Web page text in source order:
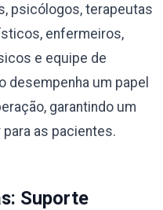
psicólogos, terapeutas
enfermeiros,
e equipe de
desempenha um papel
garantindo um
as pacientes.
Suporte